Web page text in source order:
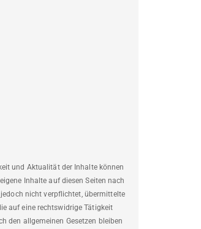
und Aktualität der Inhalte können
Inhalte auf diesen Seiten nach
nicht verpflichtet, übermittelte
auf eine rechtswidrige Tätigkeit
den allgemeinen Gesetzen bleiben